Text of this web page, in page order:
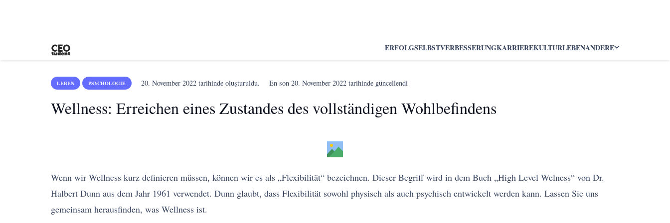
ERFOLGSELBSTVERBESSERUNGKARRIEREKULTURLEBENANDERE
LEBEN PSYCHOLOGIE 20. November 2022 tarihinde oluşturuldu. En son20. November 2022 tarihinde güncellendi
Wellness: Erreichen eines Zustandes des vollständigen Wohlbefindens
Wenn wir Wellness kurz definieren müssen, können wir es als „Flexibilität“ bezeichnen. Dieser Begriff wird in dem Buch „High Level Welness“ von Dr.
Halbert Dunn aus dem Jahr 1961 verwendet. Dunn glaubt, dass Flexibilität sowohl physisch als auch psychisch entwickelt werden kann. Lassen Sie uns
gemeinsam herausfinden, was Wellness ist.